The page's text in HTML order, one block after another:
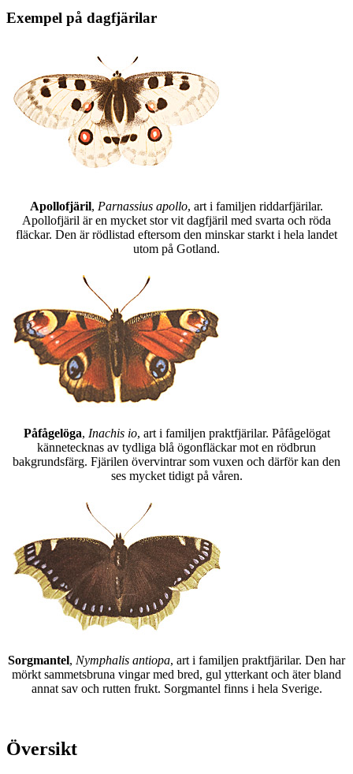
Exempel på dagfjärilar
Apollofjäril, Parnassius apollo, art i familjen riddarfjärilar.
Apollofjäril är en mycket stor vit dagfjäril med svarta och röda
fläckar. Den är rödlistad eftersom den minskar starkt i hela landet
utom på Gotland.
Påfågelöga, Inachis io, art i familjen praktfjärilar. Påfågelögat
kännetecknas av tydliga blå ögonfläckar mot en rödbrun
bakgrundsfärg. Fjärilen övervintrar som vuxen och därför kan den
ses mycket tidigt på våren.
Sorgmantel, Nymphalis antiopa, art i familjen praktfjärilar. Den har
mörkt sammetsbruna vingar med bred, gul ytterkant och äter bland
annat sav och rutten frukt. Sorgmantel finns i hela Sverige.
Översikt